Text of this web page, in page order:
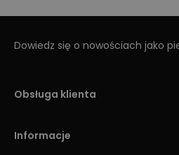
Dowiedz się o nowościach jako
Obsługa klienta
Informacje